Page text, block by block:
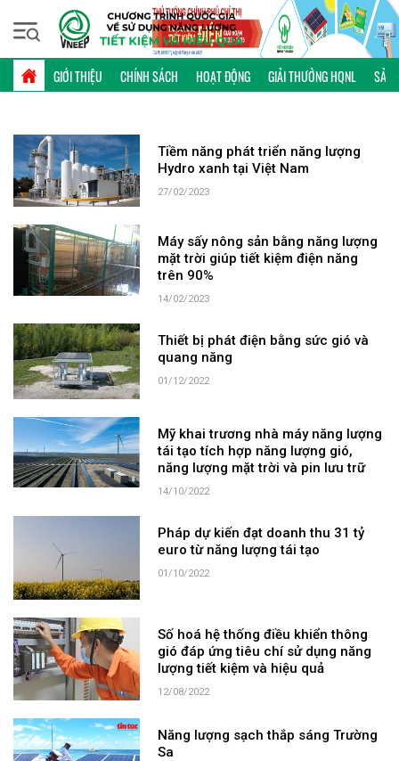
GIỚI THIỆU CHÍNH SÁCH HOẠT ĐỘNG GIẢI THƯỞNG HQNL SẢN
Thứ năm, 06/08/2026 | 15:39 GMT+7
TỪ KHÓA: GIÓ
Tiềm năng phát triển năng lượng
Hydro xanh tại Việt Nam
27/02/2023
Máy sấy nông sản bằng năng lượng
mặt trời giúp tiết kiệm điện năng
trên 90%
14/02/2023
Thiết bị phát điện bằng sức gió và
quang năng
01/12/2022
Mỹ khai trương nhà máy năng lượng
tái tạo tích hợp năng lượng gió,
năng lượng mặt trời và pin lưu trữ
14/10/2022
Pháp dự kiến đạt doanh thu 31 tỷ
euro từ năng lượng tái tạo
01/10/2022
Số hoá hệ thống điều khiển thông
gió đáp ứng tiêu chí sử dụng năng
lượng tiết kiệm và hiệu quả
12/08/2022
Năng lượng sạch thắp sáng Trường
Sa